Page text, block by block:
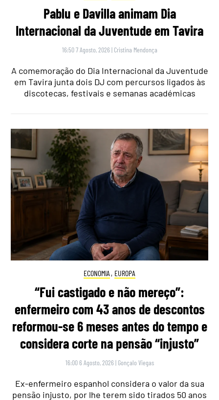
Pablu e Davilla animam Dia
Internacional da Juventude em Tavira
16:50 7 Agosto, 2026 | Cristina Mendonça
A comemoração do Dia Internacional da Juventude
em Tavira junta dois DJ com percursos ligados às
discotecas, festivais e semanas académicas
ECONOMIA , EUROPA
“Fui castigado e não mereço”:
enfermeiro com 43 anos de descontos
reformou-se 6 meses antes do tempo e
considera corte na pensão “injusto”
16:00 6 Agosto, 2026 | Gonçalo Viegas
Ex-enfermeiro espanhol considera o valor da sua
pensão injusto, por lhe terem sido tirados 50 anos